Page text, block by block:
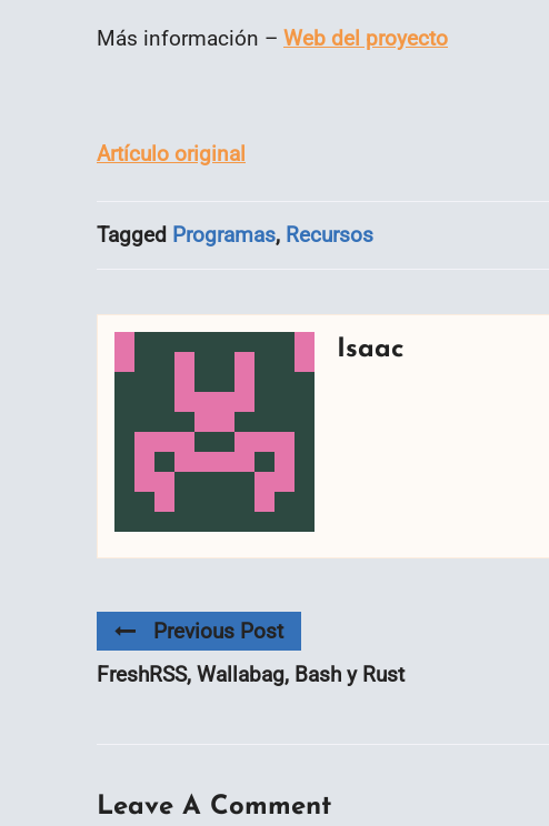
Más información – Web del proyecto
Artículo original
Tagged Programas, Recursos
Isaac
Previous Post
FreshRSS, Wallabag, Bash y Rust
Leave A Comment